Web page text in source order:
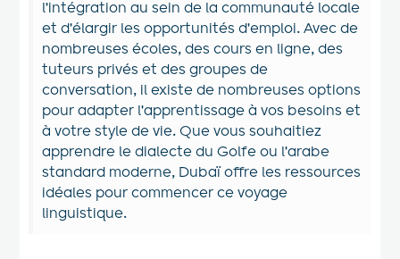
l'intégration au sein de la communauté locale
et d'élargir les opportunités d'emploi. Avec de
nombreuses écoles, des cours en ligne, des
tuteurs privés et des groupes de
conversation, il existe de nombreuses options
pour adapter l'apprentissage à vos besoins et
à votre style de vie. Que vous souhaitiez
apprendre le dialecte du Golfe ou l'arabe
standard moderne, Dubaï offre les ressources
idéales pour commencer ce voyage
linguistique.